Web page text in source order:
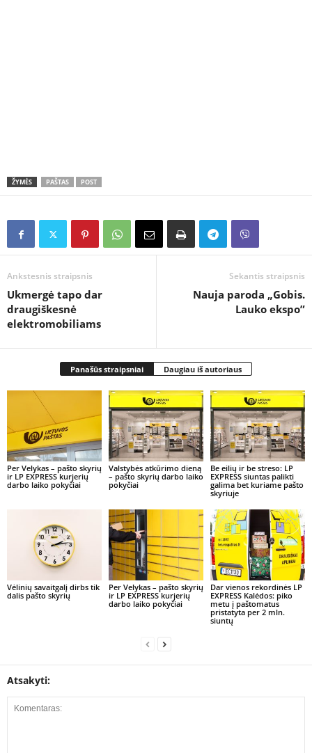
ŽYMĖS PAŠTAS POST
Ankstesnis straipsnis
Ukmergė tapo dar
draugiškesnė
elektromobiliams
Sekantis straipsnis
Nauja paroda „Gobis.
Lauko ekspo”
Panašūs straipsniai Daugiau iš autoriaus
Per Velykas – pašto skyrių
ir LP EXPRESS kurjerių
darbo laiko pokyčiai
Valstybės atkūrimo dieną
– pašto skyrių darbo laiko
pokyčiai
Be eilių ir be streso: LP
EXPRESS siuntas palikti
galima bet kuriame pašto
skyriuje
Vėlinių savaitgalį dirbs tik
dalis pašto skyrių
Per Velykas – pašto skyrių
ir LP EXPRESS kurjerių
darbo laiko pokyčiai
Dar vienos rekordinės LP
EXPRESS Kalėdos: piko
metu į paštomatus
pristatyta per 2 mln.
siuntų
Atsakyti: